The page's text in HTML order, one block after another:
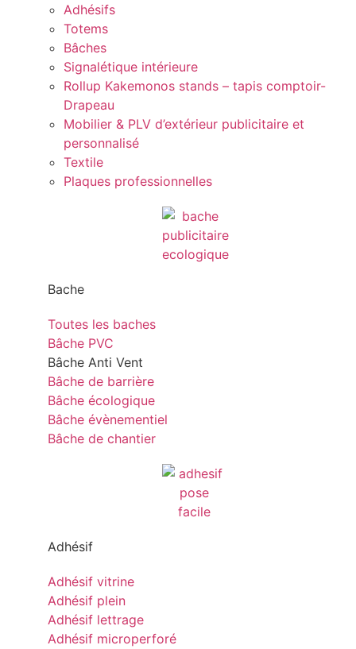
Adhésifs
Totems
Bâches
Signalétique intérieure
Rollup Kakemonos stands – tapis comptoir-
Drapeau
Mobilier & PLV d’extérieur publicitaire et
personnalisé
Textile
Plaques professionnelles
Bache
Toutes les baches
Bâche PVC
Bâche Anti Vent
Bâche de barrière
Bâche écologique
Bâche évènementiel
Bâche de chantier
Adhésif
Adhésif vitrine
Adhésif plein
Adhésif lettrage
Adhésif microperforé